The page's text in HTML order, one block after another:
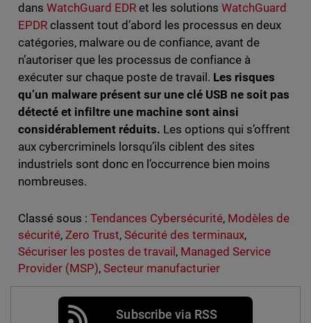
dans WatchGuard EDRet les solutionsWatchGuard
EPDRclassent tout d’abord les processus en deux
catégories, malware ou de confiance, avant de
n’autoriser que les processus de confiance à
exécuter sur chaque poste de travail. Les risques
qu’un malware présent sur une clé USB ne soit pas
détecté et infiltre une machine sont ainsi
considérablement réduits. Les options qui s’offrent
aux cybercriminels lorsqu’ils ciblent des sites
industriels sont donc en l’occurrence bien moins
nombreuses.
Classé sous : Tendances Cybersécurité, Modèles de
sécurité, Zero Trust, Sécurité des terminaux,
Sécuriser les postes de travail , Managed Service
Provider (MSP), Secteur manufacturier
Subscribe via RSS